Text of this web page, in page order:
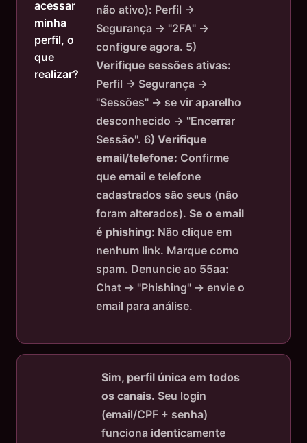
acessar
minha
perfil, o
que
realizar?
não ativo): Perfil →
Segurança → "2FA" →
configure agora. 5)
Verifique sessões ativas:
Perfil → Segurança →
"Sessões" → se vir aparelho
desconhecido → "Encerrar
Sessão". 6) Verifique
email/telefone: Confirme
que email e telefone
cadastrados são seus (não
foram alterados). Se o email
é phishing: Não clique em
nenhum link. Marque como
spam. Denuncie ao 55aa:
Chat → "Phishing" → envie o
email para análise.
Sim, perfil única em todos
os canais. Seu login
(email/CPF + senha)
funciona identicamente